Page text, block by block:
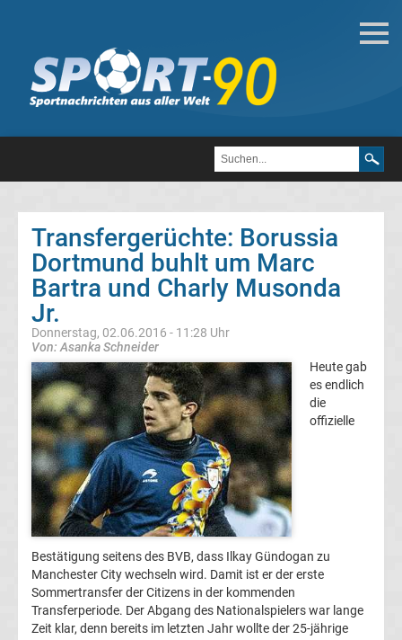
Fußball
Bundesliga
3.
Liga
DFB-
Pokal
Champions
League
Europa
League
Europa
Transfergerüchte: Borussia
Dortmund buhlt um Marc
Bartra und Charly Musonda
Jr.
Donnerstag, 02.06.2016 - 11:28 Uhr
Von: Asanka Schneider
Heute gab
es endlich
die
offizielle
Bestätigung seitens des BVB, dass Ilkay Gündogan zu
Manchester City wechseln wird. Damit ist er der erste
Sommertransfer der Citizens in der kommenden
Transferperiode. Der Abgang des Nationalspielers war lange
Zeit klar, denn bereits im letzten Jahr wollte der 25-jährige